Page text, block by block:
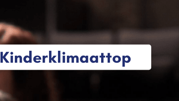
Kinderklimaattop